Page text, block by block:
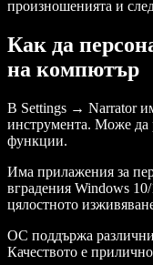
произношенията и
Как да
на компютър
В Settings → Narrator
инструмента. Може да
функции.
Има прилaжения за
вградения Windows
цялостното
ОС поддържа различни
Качеството е